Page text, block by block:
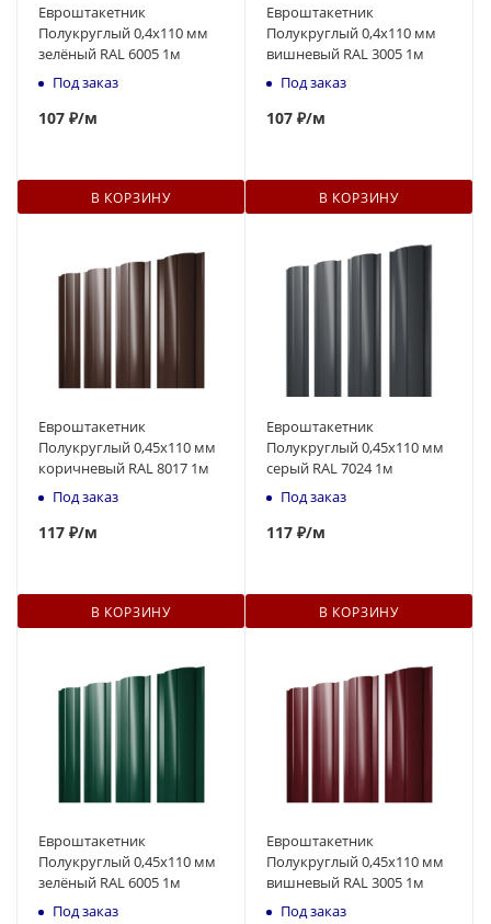
Евроштакетник
Полукруглый 0,4x110 мм
зелёный RAL 6005 1м
Под заказ
107 ₽/м
В КОРЗИНУ
Евроштакетник
Полукруглый 0,4x110 мм
вишневый RAL 3005 1м
Под заказ
107 ₽/м
В КОРЗИНУ
Евроштакетник
Полукруглый 0,45x110 мм
коричневый RAL 8017 1м
Под заказ
117 ₽/м
В КОРЗИНУ
Евроштакетник
Полукруглый 0,45x110 мм
серый RAL 7024 1м
Под заказ
117 ₽/м
В КОРЗИНУ
Евроштакетник
Полукруглый 0,45x110 мм
зелёный RAL 6005 1м
Под заказ
Евроштакетник
Полукруглый 0,45x110 мм
вишневый RAL 3005 1м
Под заказ